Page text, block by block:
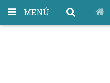
MENÚ